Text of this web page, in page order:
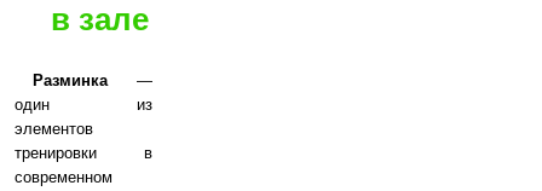
в зале
Разминка—
один из
элементов
тренировки в
современном